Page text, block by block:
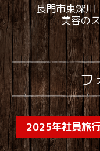
長門市東深川
美容の
フ
2025年社員旅